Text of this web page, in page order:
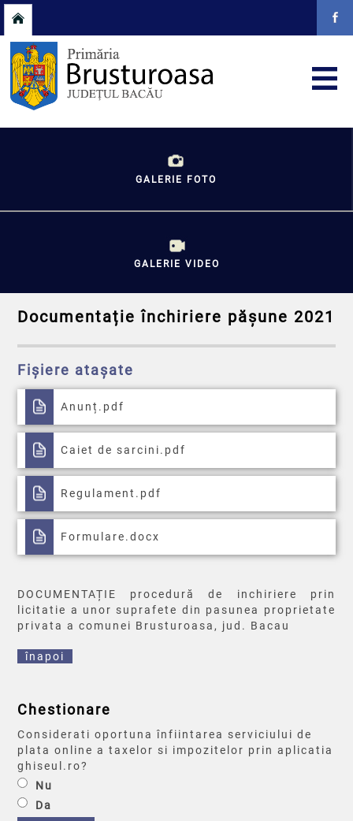
GALERIE FOTO
GALERIE VIDEO
Documentație închiriere pășune 2021
Fișiere atașate
Anunț.pdf
Caiet de sarcini.pdf
Regulament.pdf
Formulare.docx
DOCUMENTAȚIE procedură de inchiriere prin
licitatie a unor suprafete din pasunea proprietate
privata a comunei Brusturoasa, jud. Bacau
înapoi
Chestionare
Considerati oportuna înfiintarea serviciului de
plata online a taxelor si impozitelor prin aplicatia
ghiseul.ro?
Nu
Da